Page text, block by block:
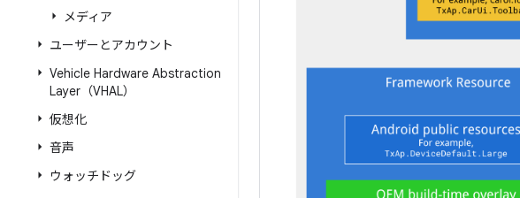
メディア
ユーザーとアカウント
Vehicle Hardware Abstraction
Layer（VHAL）
仮想化
音声
ウォッチドッグ